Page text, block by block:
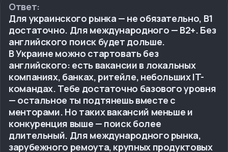
Ответ:
Для украинского рынка — не обязательно, B1
достаточно. Для международного — B2+. Без
английского поиск будет дольше.
В Украине можно стартовать без
английского: есть вакансии в локальных
компаниях, банках, ритейле, небольших IT-
командах. Тебе достаточно базового уровня
— остальное ты подтянешь вместе с
менторами. Но таких вакансий меньше и
конкуренция выше — поиск более
длительный. Для международного рынка,
зарубежного ремоута, крупных продуктовых